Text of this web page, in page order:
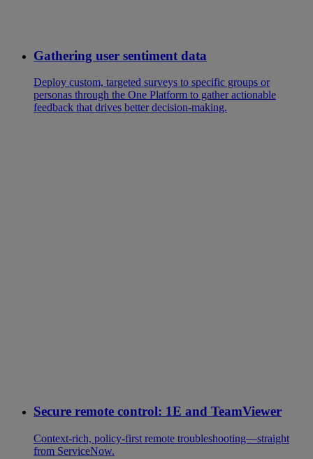
Gathering user sentiment data
Deploy custom, targeted surveys to specific groups or
personas through the One Platform to gather actionable
feedback that drives better decision-making.
Secure remote control: 1E and TeamViewer
Context-rich, policy-first remote troubleshooting—straight
from ServiceNow.